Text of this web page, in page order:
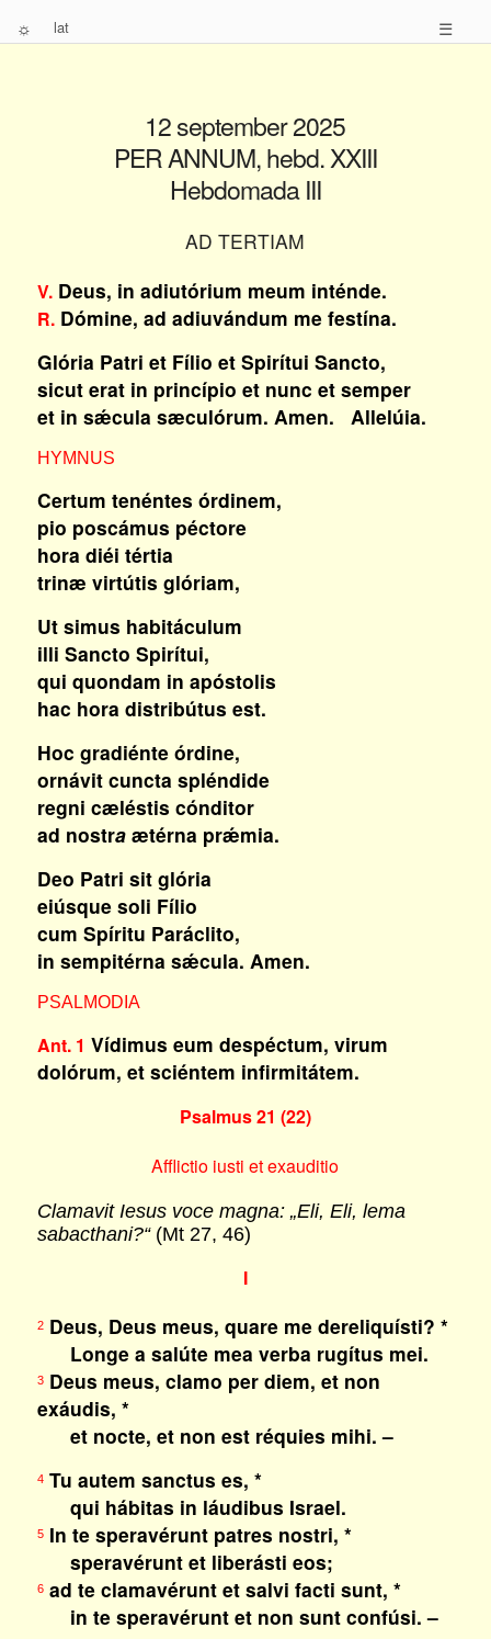
☼ lat ☰
12 september 2025
PER ANNUM, hebd. XXIII
Hebdomada III
AD TERTIAM
V.Deus, in adiutórium meum inténde.
R.Dómine, ad adiuvándum me festína.
Glória Patri et Fílio et Spirítui Sancto,
sicut erat in princípio et nunc et semper
et in sǽcula sæculórum. Amen. Allelúia.
HYMNUS
Certum tenéntes órdinem,
pio poscámus péctore
hora diéi tértia
trinæ virtútis glóriam,
Ut simus habitáculum
illi Sancto Spirítui,
qui quondam in apóstolis
hac hora distribútus est.
Hoc gradiénte órdine,
ornávit cuncta spléndide
regni cæléstis cónditor
ad nostraætérna prǽmia.
Deo Patri sit glória
eiúsque soli Fílio
cum Spíritu Paráclito,
in sempitérna sǽcula. Amen.
PSALMODIA
Ant. 1 Vídimus eum despéctum, virum
dolórum, et sciéntem infirmitátem.
Psalmus 21 (22)
Afflictio iusti et exauditio
Clamavit Iesus voce magna: „Eli, Eli, lema
sabacthani?“(Mt 27, 46)
I
2Deus, Deus meus, quare me dereliquísti? *
Longe a salúte mea verba rugítus mei.
3Deus meus, clamo per diem, et non
exáudis, *
et nocte, et non est réquies mihi. –
4Tu autem sanctus es, *
qui hábitas in láudibus Israel.
5In te speravérunt patres nostri, *
speravérunt et liberásti eos;
6ad te clamavérunt et salvi facti sunt, *
in te speravérunt et non sunt confúsi. –